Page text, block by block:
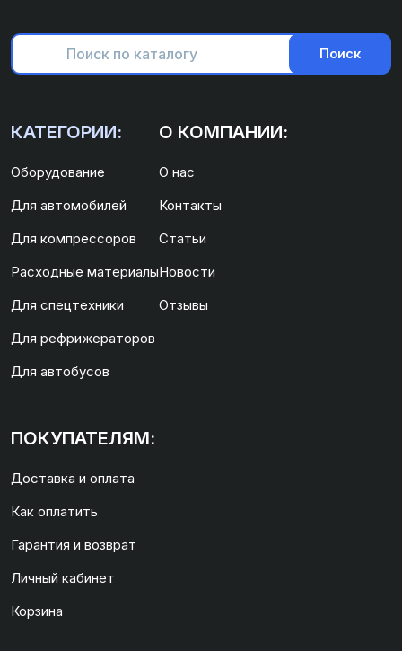
Поиск
КАТЕГОРИИ:
Оборудование
Для автомобилей
Для компрессоров
Расходные материалы
Для спецтехники
Для рефрижераторов
Для автобусов
О КОМПАНИИ:
О нас
Контакты
Статьи
Новости
Отзывы
ПОКУПАТЕЛЯМ:
Доставка и оплата
Как оплатить
Гарантия и возврат
Личный кабинет
Корзина